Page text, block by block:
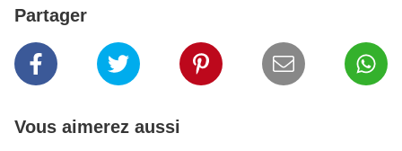
Partager
Vous aimerez aussi